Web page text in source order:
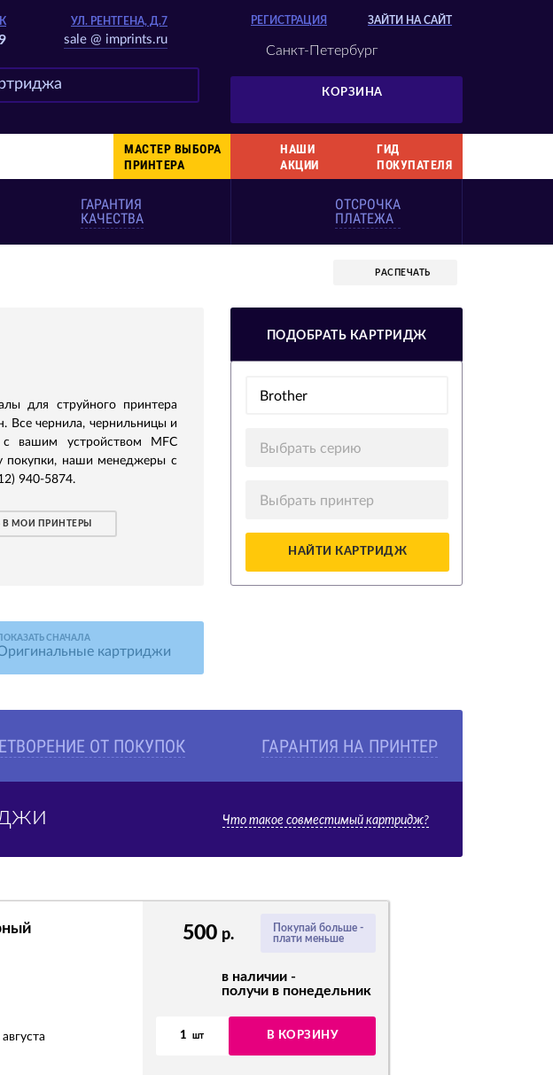
КОРЗИНА
РЕГИСТРАЦИЯ ЗАЙТИ НА САЙТ
Санкт-Петербург
УЛ. РЕНТГЕНА, Д.7
sale @ imprints.ru
НАШИ
АКЦИИ
ГИД
ПОКУПАТЕЛЯ
МАСТЕР ВЫБОРА
ПРИНТЕРА
ГАРАНТИЯ
КАЧЕСТВА
ОТСРОЧКА
ПЛАТЕЖА
для струйного принтера
Все чернила, чернильницы и
вашим устройством MFC
покупки, наши менеджеры с
940-5874.
В МОИ ПРИНТЕРЫ
РАСПЕЧАТЬ
ПОДОБРАТЬ КАРТРИДЖ
Brother
Выбрать серию
Выбрать принтер
НАЙТИ КАРТРИДЖ
ПОКАЗАТЬ СНАЧАЛА
картриджи
ОТ ПОКУПОК ГАРАНТИЯ НА ПРИНТЕР
Что такое совместимый картридж?
Покупай больше -
плати меньше
500 р.
в наличии -
получи в понедельник
1 шт В КОРЗИНУ